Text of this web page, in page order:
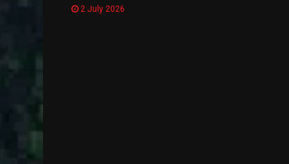
2 July 2026